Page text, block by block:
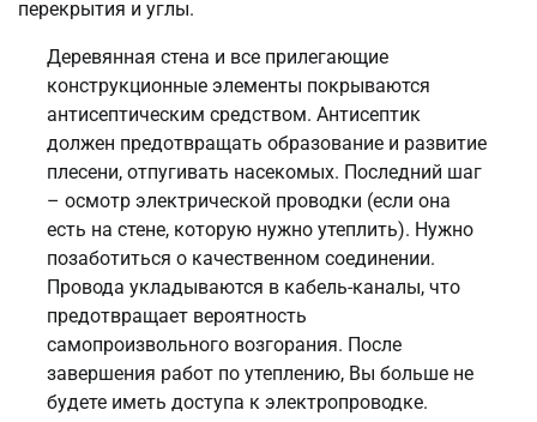
перекрытия и углы.
Деревянная стена и все прилегающие
конструкционные элементы покрываются
антисептическим средством. Антисептик
должен предотвращать образование и развитие
плесени, отпугивать насекомых. Последний шаг
– осмотр электрической проводки (если она
есть на стене, которую нужно утеплить). Нужно
позаботиться о качественном соединении.
Провода укладываются в кабель-каналы, что
предотвращает вероятность
самопроизвольного возгорания. После
завершения работ по утеплению, Вы больше не
будете иметь доступа к электропроводке.